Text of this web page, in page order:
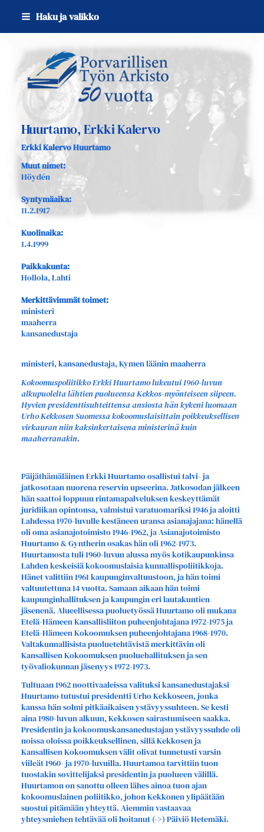
Siirry
sivun
sisältöön
Haku ja valikko
Sivuston etusivulle
Huurtamo, Erkki Kalervo
Erkki Kalervo Huurtamo
Muut nimet:
Höydén
Syntymäaika:
11.2.1917
Kuolinaika:
1.4.1999
Paikkakunta:
Hollola, Lahti
Merkittävimmät toimet:
ministeri
maaherra
kansanedustaja
ministeri, kansanedustaja, Kymen läänin maaherra
Kokoomuspoliitikko Erkki Huurtamo lukeutui 1960-luvun
alkupuolelta lähtien puolueensa Kekkos-myönteiseen siipeen.
Hyvien presidenttisuhteittensa ansiosta hän kykeni luomaan
Urho Kekkosen Suomessa kokoomuslaisittain poikkeuksellisen
virkauran niin kaksinkertaisena ministerinä kuin
maaherranakin.
Päijäthämäläinen Erkki Huurtamo osallistui talvi- ja
jatkosotaan nuorena reservin upseerina. Jatkosodan jälkeen
hän saattoi loppuun rintamapalveluksen keskeyttämät
juridiikan opintonsa, valmistui varatuomariksi 1946 ja aloitti
Lahdessa 1970-luvulle kestäneen uransa asianajajana: hänellä
oli oma asianajotoimisto 1946-1962, ja Asianajotoimisto
Huurtamo & Gyntherin osakas hän oli 1962-1973.
Huurtamosta tuli 1960-luvun alussa myös kotikaupunkinsa
Lahden keskeisiä kokoomuslaisia kunnallispoliitikkoja.
Hänet valittiin 1961 kaupunginvaltuustoon, ja hän toimi
valtuutettuna 14 vuotta. Samaan aikaan hän toimi
kaupunginhallituksen ja kaupungin eri lautakuntien
jäsenenä. Alueellisessa puoluetyössä Huurtamo oli mukana
Etelä-Hämeen Kansallisliiton puheenjohtajana 1972-1975 ja
Etelä-Hämeen Kokoomuksen puheenjohtajana 1968-1970.
Valtakunnallisista puoluetehtävistä merkittävin oli
Kansallisen Kokoomuksen puoluehallituksen ja sen
työvaliokunnan jäsenyys 1972-1973.
Tultuaan 1962 noottivaaleissa valituksi kansanedustajaksi
Huurtamo tutustui presidentti Urho Kekkoseen, jonka
kanssa hän solmi pitkäaikaisen ystävyyssuhteen. Se kesti
aina 1980-luvun alkuun, Kekkosen sairastumiseen saakka.
Presidentin ja kokoomuskansanedustajan ystävyyssuhde oli
noissa oloissa poikkeuksellinen, sillä Kekkosen ja
Kansallisen Kokoomuksen välit olivat tunnetusti varsin
viileät 1960- ja 1970-luvuilla. Huurtamoa tarvittiin tuon
tuostakin sovittelijaksi presidentin ja puolueen välillä.
Huurtamon on sanottu olleen lähes ainoa tuon ajan
kokoomuslainen poliitikko, johon Kekkonen ylipäätään
suostui pitämään yhteyttä. Aiemmin vastaavaa
yhteysmiehen tehtävää oli hoitanut (->) Päiviö Hetemäki.